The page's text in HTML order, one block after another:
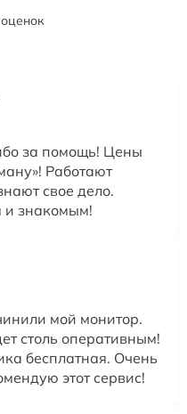
за помощь! Цены
Работают
свое дело.
и знакомым!
мой монитор.
столь оперативным!
бесплатная. Очень
этот сервис!